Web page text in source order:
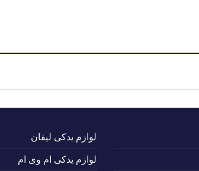
لوازم یدکی لیفان
لوازم یدکی ام وی ام